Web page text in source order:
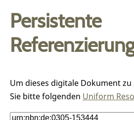
Persistente
Um dieses digitale Dokument
Sie bitte folgenden Uniform